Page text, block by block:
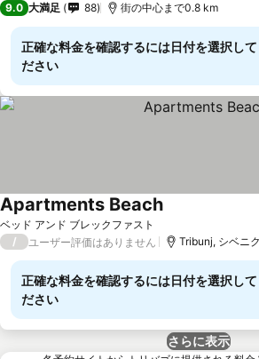
9.0 大満足 88 街の中心まで0.8 km
正確な料金を確認するには日付を選択して
ださい
ベッド アンド ブレックファスト
Apartments Beach料金を表示
/ ユーザー評価はありません Tribunj, シベニ
正確な料金を確認するには日付を選択して
ださい
さらに表示